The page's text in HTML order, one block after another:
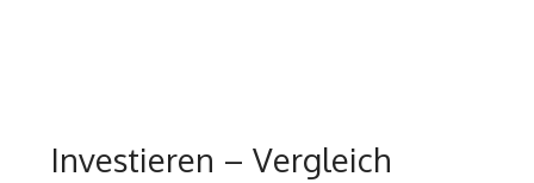
Investieren – Vergleich